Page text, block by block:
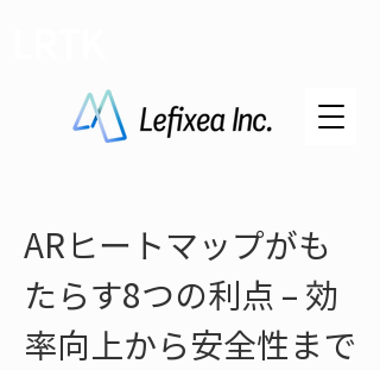
ARヒートマップがも
たらす8つの利点 – 効
率向上から安全性まで